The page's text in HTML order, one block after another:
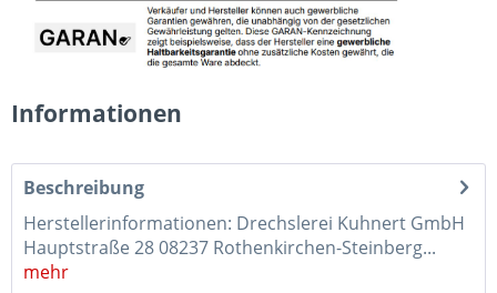
Informationen
Beschreibung
Herstellerinformationen: Drechslerei Kuhnert GmbH
Hauptstraße 28 08237 Rothenkirchen-Steinberg...
mehr